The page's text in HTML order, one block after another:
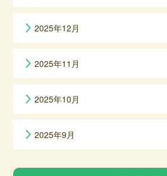
2025年12月
2025年11月
2025年10月
2025年9月